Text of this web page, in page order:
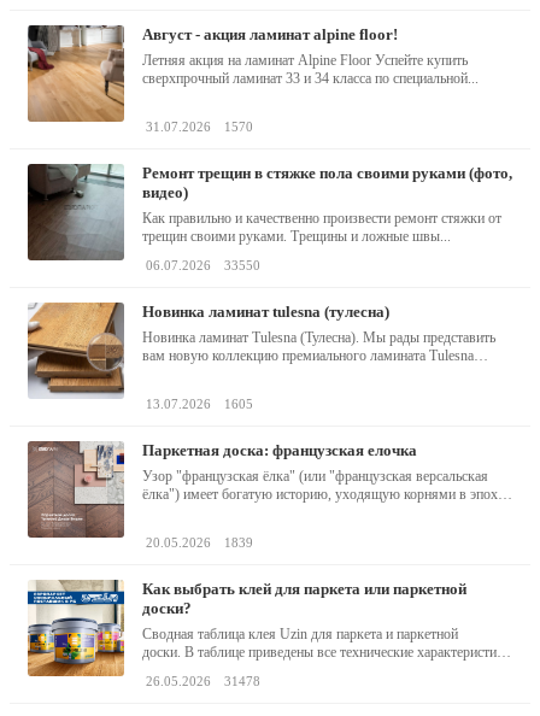
август - акция ламинат alpine floor!
Летняя акция на ламинат Alpine Floor Успейте купить
сверхпрочный ламинат 33 и 34 класса по специальной...
31.07.2026 1570
ремонт трещин в стяжке пола своими руками (фото,
видео)
Как правильно и качественно произвести ремонт стяжки от
трещин своими руками. Трещины и ложные швы...
06.07.2026 33550
новинка ламинат tulesna (тулесна)
Новинка ламинат Tulesna (Тулесна). Мы рады представить
вам новую коллекцию премиального ламината Tulesna
13.07.2026 1605
паркетная доска: французская елочка
Узор "французская ёлка" (или "французская версальская
ёлка") имеет богатую историю, уходящую корнями в эпоху
20.05.2026 1839
как выбрать клей для паркета или паркетной
доски?
Сводная таблица клея Uzin для паркета и паркетной
доски. В таблице приведены все технические характеристики
26.05.2026 31478